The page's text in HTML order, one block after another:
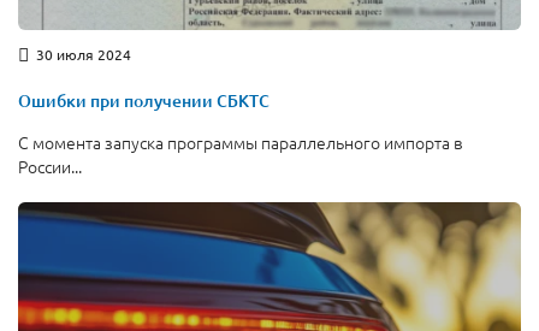
30 июля 2024
Ошибки при получении СБКТС
С момента запуска программы параллельного импорта в
России...